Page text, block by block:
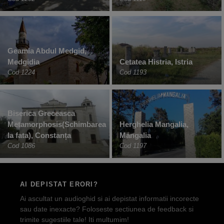
Geamia Abdul Medgid,
Medgidia
Cod 1224
Cetatea Histria, Istria
Cod 1193
Biserica Greceasca
Metamorphosis(Schimbarea
la fata), Constanța
Cod 1086
Herghelia Mangalia,
Mangalia
Cod 1197
AI DEPISTAT ERORI?
Ai ascultat un audioghid si ai depistat informatii incorecte
sau date inexacte? Foloseste sectiunea de feedback si
trimite sugestiile tale! Iti multumim!